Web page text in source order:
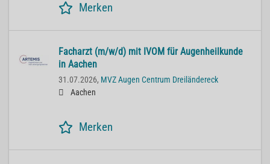
Merken
Facharzt (m/w/d) mit IVOM für Augenheilkunde
in Aachen
31.07.2026, MVZ Augen Centrum Dreiländereck
Aachen
Merken